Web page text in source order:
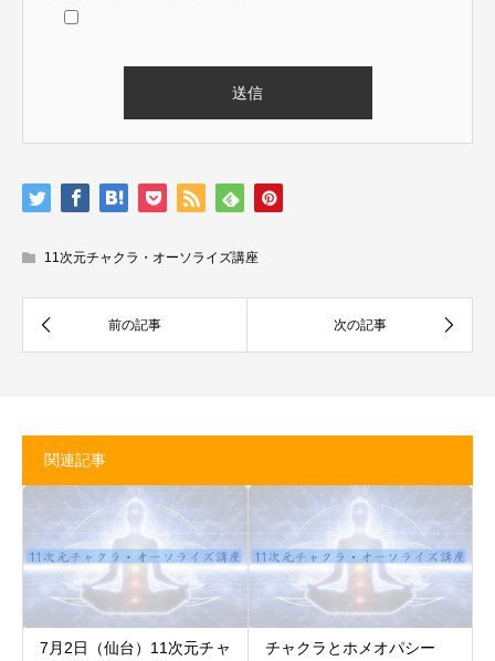
11次元チャクラ・オーソライズ講座
関連記事
7月2日（仙台）11次元チャ
チャクラとホメオパシー